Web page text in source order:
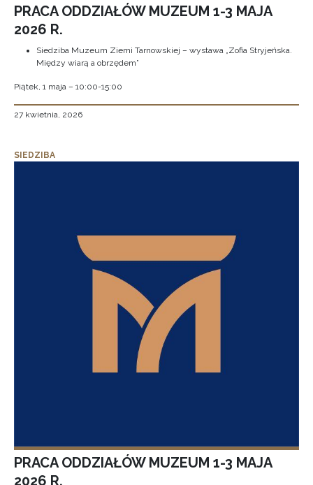
PRACA ODDZIAŁÓW MUZEUM 1-3 MAJA
2026 R.
Siedziba Muzeum Ziemi Tarnowskiej – wystawa „Zofia Stryjeńska.
Między wiarą a obrzędem”
Piątek, 1 maja – 10:00-15:00
27 kwietnia, 2026
SIEDZIBA
PRACA ODDZIAŁÓW MUZEUM 1-3 MAJA
2026 R.